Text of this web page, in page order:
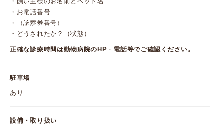
・お電話番号
・（診察券番号）
・どうされたか？（状態）
正確な診療時間は動物病院のHP・電話等でご確認ください。
駐車場
あり
設備・取り扱い